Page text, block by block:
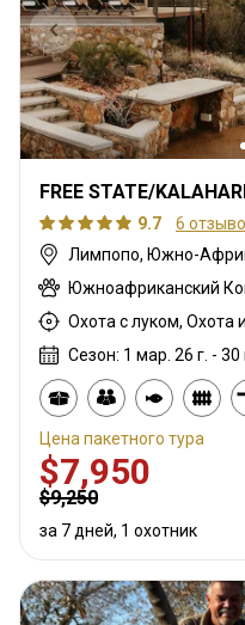
FREE STATE/
9.7
6
Лимпопо, Южно-
Сезон: 1 мар. 26 г. - 30
Цена пакетного тура
$7,950
$9,250
за 7 дней, 1 охотник